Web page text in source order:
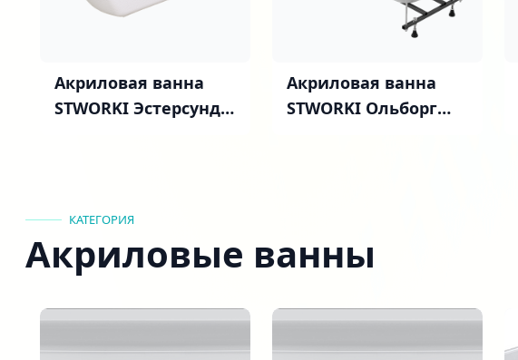
Акриловая ванна
STWORKI Эстерсунд
Акриловая ванна
STWORKI Ольборг
КАТЕГОРИЯ
Акриловые ванны